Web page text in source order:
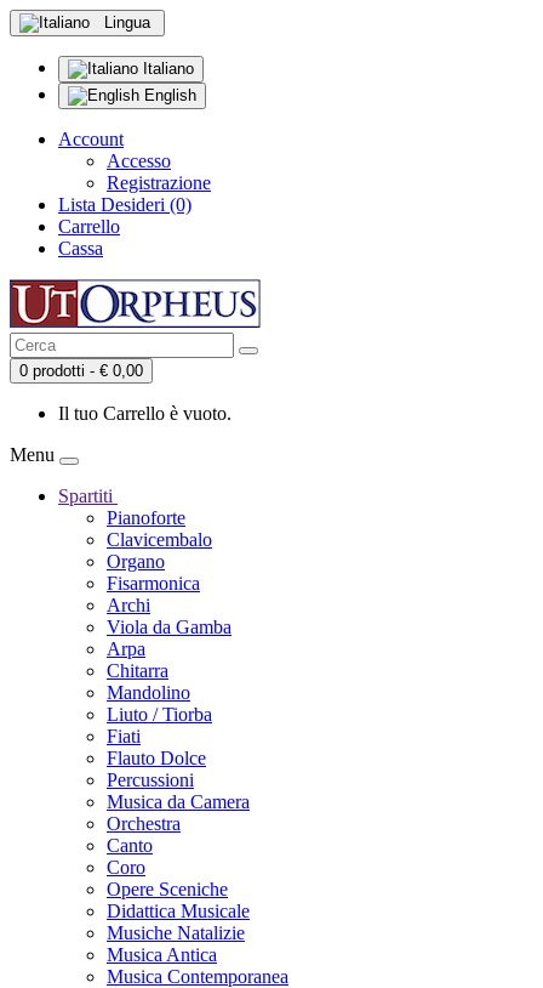
Lingua
Italiano
English
Account
Accesso
Registrazione
Lista Desideri (0)
Carrello
Cassa
0 prodotti - € 0,00
Il tuo Carrello è vuoto.
Menu
Spartiti
Pianoforte
Clavicembalo
Organo
Fisarmonica
Archi
Viola da Gamba
Arpa
Chitarra
Mandolino
Liuto / Tiorba
Fiati
Flauto Dolce
Percussioni
Musica da Camera
Orchestra
Canto
Coro
Opere Sceniche
Didattica Musicale
Musiche Natalizie
Musica Antica
Musica Contemporanea